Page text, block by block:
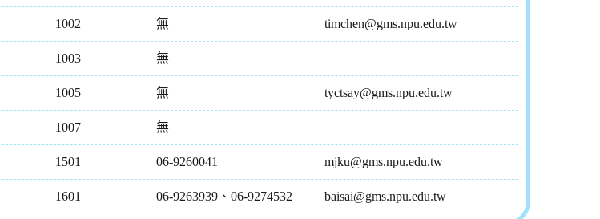
1002 無 timchen@gms.npu.edu.tw
1003 無
1005 無 tyctsay@gms.npu.edu.tw
1007 無
1501 06-9260041 mjku@gms.npu.edu.tw
1601 06-9263939、06-9274532 baisai@gms.npu.edu.tw